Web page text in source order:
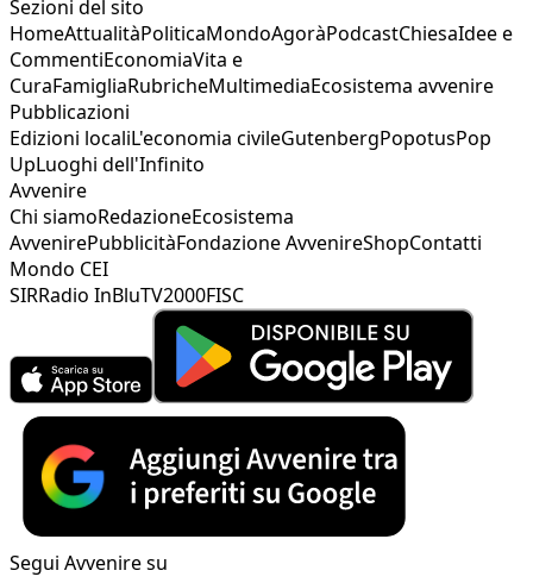
Sezioni del sito
HomeAttualitàPoliticaMondoAgoràPodcastChiesaIdee e
CommentiEconomiaVita e
CuraFamigliaRubricheMultimediaEcosistema avvenire
Pubblicazioni
Edizioni localiL'economia civileGutenbergPopotusPop
UpLuoghi dell'Infinito
Avvenire
Chi siamoRedazioneEcosistema
AvvenirePubblicitàFondazione AvvenireShopContatti
Mondo CEI
SIRRadio InBluTV2000FISC
Segui Avvenire su